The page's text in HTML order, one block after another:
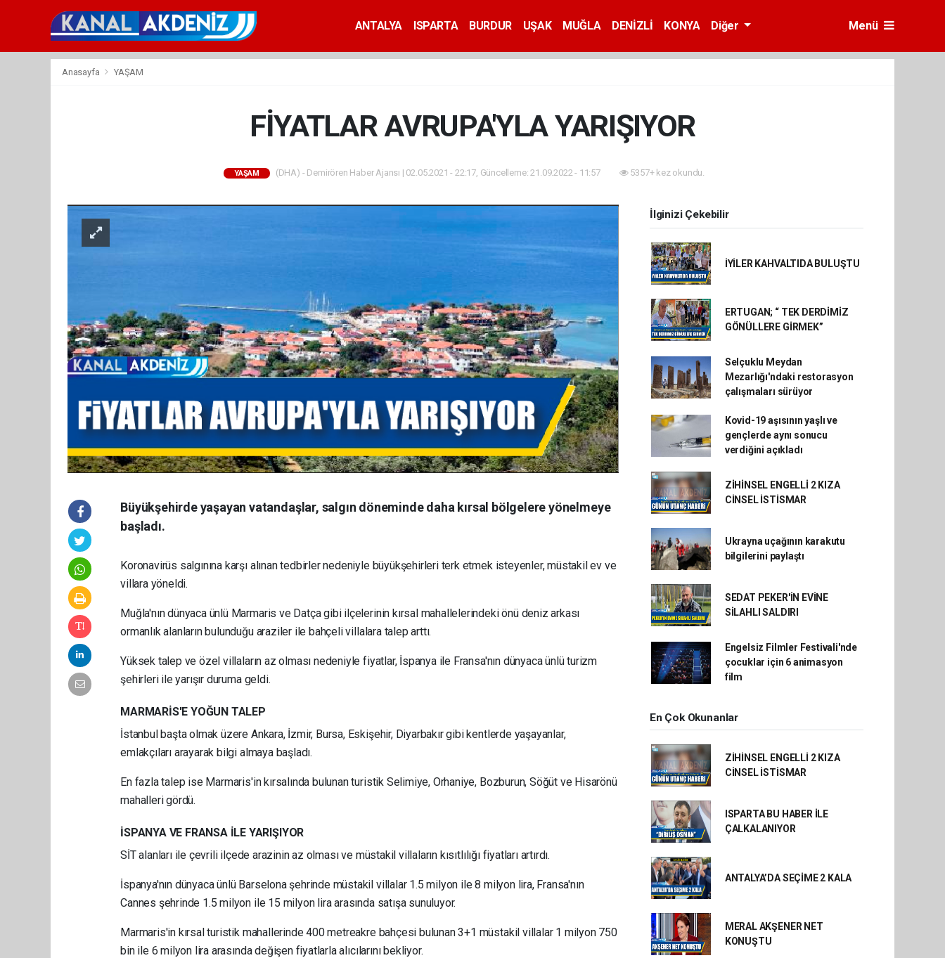
ANTALYA ISPARTA BURDUR UŞAK MUĞLA DENİZLİ KONYA Diğer Menü
Anasayfa YAŞAM
FİYATLAR AVRUPA'YLA YARIŞIYOR
YAŞAM (DHA) - Demirören Haber Ajansı | 02.05.2021 - 22:17, Güncelleme: 21.09.2022 - 11:57 5357+ kez okundu.
Büyükşehirde yaşayan vatandaşlar, salgın döneminde daha kırsal bölgelere yönelmeye
başladı.
Koronavirüs salgınına karşı alınan tedbirler nedeniyle büyükşehirleri terk etmek isteyenler, müstakil ev ve
villara yöneldi.
Muğla'nın dünyaca ünlü Marmaris ve Datça gibi ilçelerinin kırsal mahallelerindeki önü deniz arkası
ormanlık alanların bulunduğu araziler ile bahçeli villalara talep arttı.
Yüksek talep ve özel villaların az olması nedeniyle fiyatlar, İspanya ile Fransa'nın dünyaca ünlü turizm
şehirleri ile yarışır duruma geldi.
MARMARİS'E YOĞUN TALEP
İstanbul başta olmak üzere Ankara, İzmir, Bursa, Eskişehir, Diyarbakır gibi kentlerde yaşayanlar,
emlakçıları arayarak bilgi almaya başladı.
En fazla talep ise Marmaris'in kırsalında bulunan turistik Selimiye, Orhaniye, Bozburun, Söğüt ve Hisarönü
mahalleri gördü.
İSPANYA VE FRANSA İLE YARIŞIYOR
SİT alanları ile çevrili ilçede arazinin az olması ve müstakil villaların kısıtlılığı fiyatları artırdı.
İspanya'nın dünyaca ünlü Barselona şehrinde müstakil villalar 1.5 milyon ile 8 milyon lira, Fransa'nın
Cannes şehrinde 1.5 milyon ile 15 milyon lira arasında satışa sunuluyor.
Marmaris'in kırsal turistik mahallerinde 400 metreakre bahçesi bulunan 3+1 müstakil villalar 1 milyon 750
bin ile 6 milyon lira arasında değişen fiyatlarla alıcılarını bekliyor.
İlginizi Çekebilir
İYİLER KAHVALTIDA BULUŞTU
ERTUGAN; “ TEK DERDİMİZ
GÖNÜLLERE GİRMEK”
Selçuklu Meydan
Mezarlığı'ndaki restorasyon
çalışmaları sürüyor
Kovid-19 aşısının yaşlı ve
gençlerde aynı sonucu
verdiğini açıkladı
ZİHİNSEL ENGELLİ 2 KIZA
CİNSEL İSTİSMAR
Ukrayna uçağının karakutu
bilgilerini paylaştı
SEDAT PEKER'İN EVİNE
SİLAHLI SALDIRI
Engelsiz Filmler Festivali'nde
çocuklar için 6 animasyon
film
En Çok Okunanlar
ZİHİNSEL ENGELLİ 2 KIZA
CİNSEL İSTİSMAR
ISPARTA BU HABER İLE
ÇALKALANIYOR
ANTALYA’DA SEÇİME 2 KALA
MERAL AKŞENER NET
KONUŞTU